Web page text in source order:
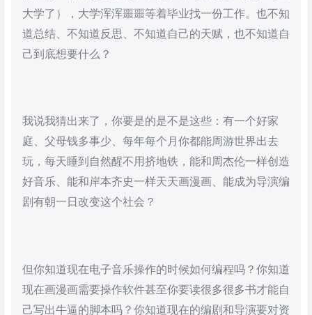
大学了），大学浑浑噩噩等着毕业找一份工作。也不知
道总结、不知道反思、不知道自己的天赋，也不知道自
己到底想要什么？
我说我猜出来了，你要是的是不是这些：有一个好家
庭、父母钱多事少、每年每个月你都能周游世界出去
玩，每天睡到自然醒不用挤地铁，能和周杰伦一样创造
好音乐、能和岸本齐史一样天天画漫画、能成为导演编
剧有朝一日改变这个社会？
但你知道现在电子音乐操作的时候如何编程吗？你知道
现在画漫画需要操作软件甚至你要读很多很多书才能自
己写出牛逼的脚本吗？你知道现在的编剧和导演要对资